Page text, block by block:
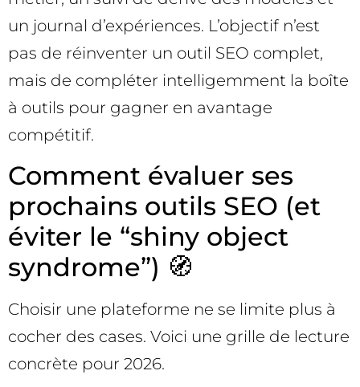
un journal d’expériences. L’objectif n’est
pas de réinventer un outil SEO complet,
mais de compléter intelligemment la boîte
à outils pour gagner en avantage
compétitif.
Comment évaluer ses
prochains outils SEO (et
éviter le “shiny object
syndrome”) 🧭
Choisir une plateforme ne se limite plus à
cocher des cases. Voici une grille de lecture
concrète pour 2026.